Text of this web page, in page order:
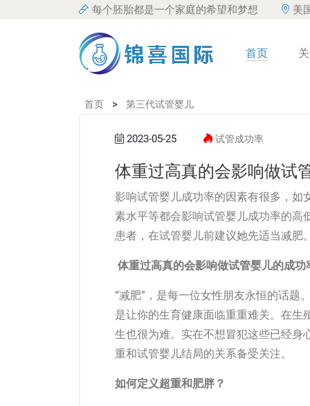
每个胚胎都是一个家庭的希望和梦想 美
首页
首页 > 第三代试管婴儿
2023-05-25 试管成功率
体重过高真的会影响做试
影响试管婴儿成功率的因素有很多，如
素水平等都会影响试管婴儿成功率的高
患者，在试管婴儿前建议她先适当减肥
体重过高真的会影响做试管婴儿的成
“减肥”，是每一位女性朋友永恒的话题
是让你的生育健康面临重重难关。在
生也很为难。实在不想冒犯这些已经身
重和试管婴儿结局的关系备受关注。
如何定义超重和肥胖？